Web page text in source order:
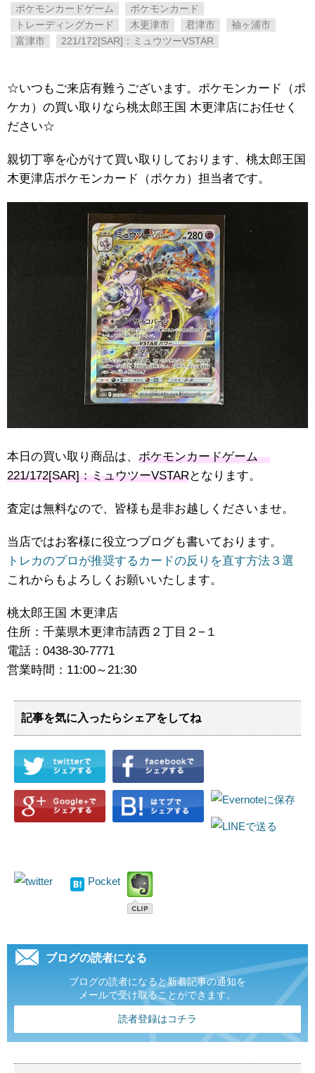
ポケモンカードゲーム
ポケモンカード
トレーディングカード
木更津市 君津市
袖ヶ浦市
富津市
221/172[SAR]：ミュウツーVSTAR
☆いつもご来店有難うございます。ポケモンカード（ポ
ケカ）の買い取りなら桃太郎王国 木更津店にお任せく
ださい☆
親切丁寧を心がけて買い取りしております、桃太郎王国
木更津店ポケモンカード（ポケカ）担当者です。
本日の買い取り商品は、 ポケモンカードゲーム
221/172[SAR]：ミュウツーVSTARとなります。
査定は無料なので、皆様も是非お越しくださいませ。
当店ではお客様に役立つブログも書いております。
トレカのプロが推奨するカードの反りを直す方法３選
これからもよろしくお願いいたします。
桃太郎王国 木更津店
住所：千葉県木更津市請西２丁目２−１
電話：0438-30-7771
営業時間：11:00～21:30
記事を気に入ったらシェアをしてね
Pocket
ブログの読者になる
ブログの読者になると新着記事の通知を
メールで受け取ることができます。
読者登録はコチラ